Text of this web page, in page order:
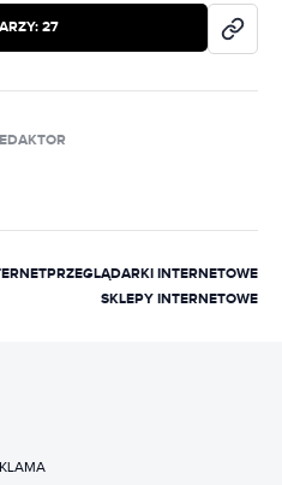
27
PRZEGLĄDARKI INTERNETOWE
SKLEPY INTERNETOWE